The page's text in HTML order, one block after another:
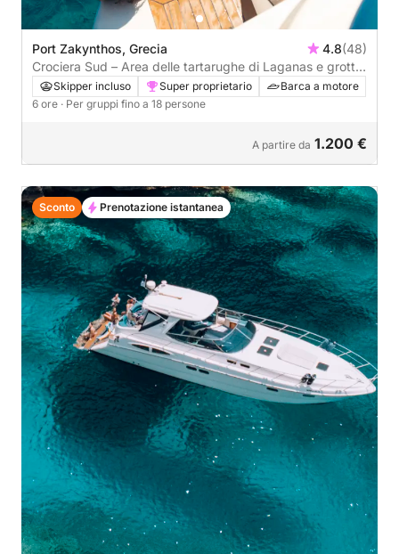
Port Zakynthos, Grecia 4.8(48)
Crociera Sud – Area delle tartarughe di Laganas e grotte
di KeriSkipper incluso Super proprietario
Barca a motore
6 ore · Per gruppi fino a 18 persone
A partire da 1.200 €
Sconto Prenotazione istantanea